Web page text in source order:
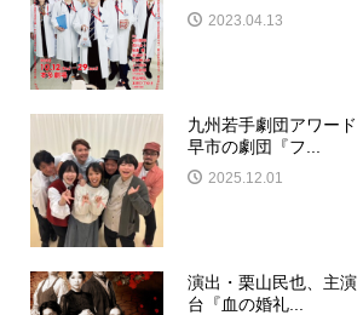
2023.04.13
九州若手劇団アワー
早市の劇団『フ...
2025.12.01
演出・栗山民也、主
台『血の婚礼...